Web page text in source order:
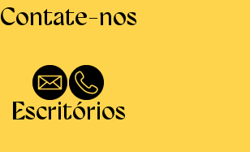
Contate-nos
Escritórios